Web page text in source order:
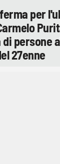
per
persone
27enne